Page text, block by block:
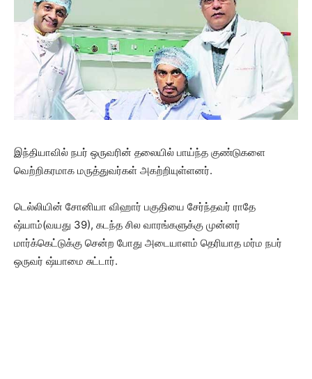
இந்தியாவில் நபர் ஒருவரின் தலையில் பாய்ந்த குண்டுகளை
வெற்றிகரமாக மருத்துவர்கள் அகற்றியுள்ளனர்.
டெல்லியின் சோனியா விஹார் பகுதியை சேர்ந்தவர் ராதே
ஷ்யாம்(வயது 39), கடந்த சில வாரங்களுக்கு முன்னர்
மார்க்கெட்டுக்கு சென்ற போது அடையாளம் தெரியாத மர்ம நபர்
ஒருவர் ஷ்யாமை சுட்டார்.